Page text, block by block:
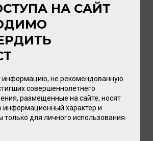
Sauvignon Blanc 2023 14%
Вино / белое
НА САЙТ
информацию, не рекомендованную
совершеннолетнего
размещенные на сайте, носят
информационный характер и
для личного использования.